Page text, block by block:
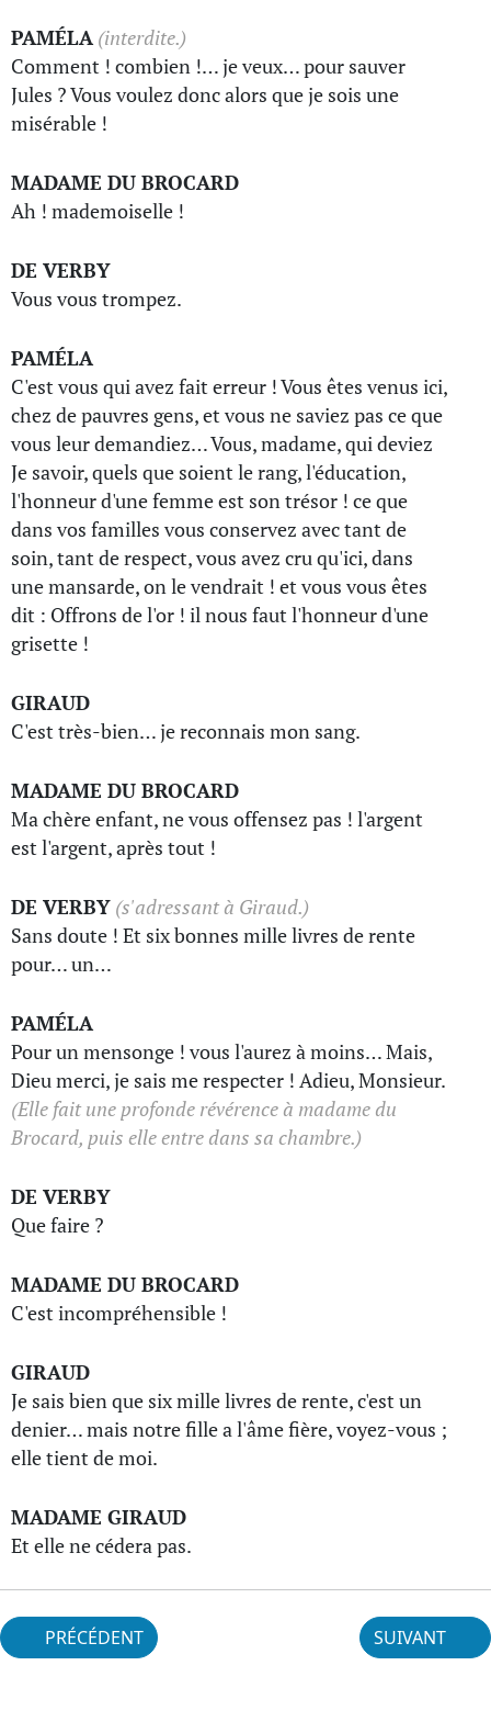
PAMÉLA(interdite.)
Comment ! combien !… je veux… pour sauver
Jules ? Vous voulez donc alors que je sois une
misérable !
MADAME DU BROCARD
Ah ! mademoiselle !
DE VERBY
Vous vous trompez.
PAMÉLA
C'est vous qui avez fait erreur ! Vous êtes venus ici,
chez de pauvres gens, et vous ne saviez pas ce que
vous leur demandiez… Vous, madame, qui deviez
Je savoir, quels que soient le rang, l'éducation,
l'honneur d'une femme est son trésor ! ce que
dans vos familles vous conservez avec tant de
soin, tant de respect, vous avez cru qu'ici, dans
une mansarde, on le vendrait ! et vous vous êtes
dit : Offrons de l'or ! il nous faut l'honneur d'une
grisette !
GIRAUD
C'est très-bien… je reconnais mon sang.
MADAME DU BROCARD
Ma chère enfant, ne vous offensez pas ! l'argent
est l'argent, après tout !
DE VERBY (s'adressant à Giraud.)
Sans doute ! Et six bonnes mille livres de rente
pour… un…
PAMÉLA
Pour un mensonge ! vous l'aurez à moins… Mais,
Dieu merci, je sais me respecter ! Adieu, Monsieur.
(Elle fait une profonde révérence à madame du
Brocard, puis elle entre dans sa chambre.)
DE VERBY
Que faire ?
MADAME DU BROCARD
C'est incompréhensible !
GIRAUD
Je sais bien que six mille livres de rente, c'est un
denier… mais notre fille a l'âme fière, voyez-vous ;
elle tient de moi.
MADAME GIRAUD
Et elle ne cédera pas.
PRÉCÉDENT SUIVANT